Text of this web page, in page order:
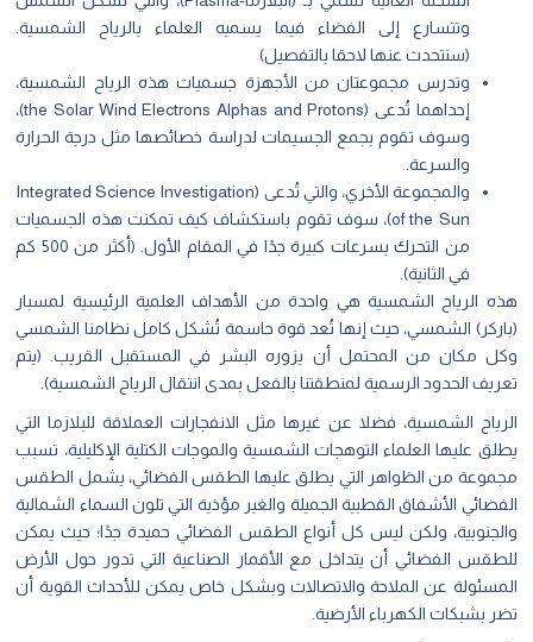
وتتسارع إلى الفضاء فيما يسميه العلماء بالرياح الشمسية.
(سنتحدث عنها لاحقا بالتفصيل)
وتدرس مجموعتان من الأجهزة جسميات هذه الرياح الشمسية،
إحداهما تُدعى (the Solar Wind Electrons Alphas and Protons)،
وسوف تقوم بجمع الجسيمات لدراسة خصائصها مثل درجة الحرارة
والسرعة.
والمجموعة الأخري، والتي تُدعى (Integrated Science Investigation
of the Sun)، سوف تقوم باستكشاف كيف تمكنت هذه الجسميات
من التحرك بسرعات كبيرة جدًا في المقام الأول. (أكثر من 500 كم
في الثانية).
الرياح الشمسية هي واحدة من الأهداف العلمية الرئيسية لمسبار
الشمسي، حيث إنها تُعد قوة حاسمة تُشكل كامل نظامنا الشمسي
مكان من المحتمل أن يزوره البشر في المستقبل القريب. (يتم
الحدود الرسمية لمنطقتنا بالفعل بمدى انتقال الرياح الشمسية).
الشمسية، فضلا عن غيرها مثل الانفجارات العملاقة للبلازما التي
عليها العلماء التوهجات الشمسية والموجات الكتلية الإكليلية، تسبب
من الظواهر التي يطلق عليها الطقس الفضائي، يشمل الطقس
الأشفاق القطبية الجميلة والغير مؤذية التي تلون السماء الشمالية
ولكن ليس كل أنواع الطقس الفضائي حميدة جدًا؛ حيث يمكن
الفضائي أن يتداخل مع الأقمار الصناعية التي تدور حول الأرض
عن الملاحة والاتصالات وبشكل خاص يمكن للأحداث القوية أن
بشبكات الكهرباء الأرضية.